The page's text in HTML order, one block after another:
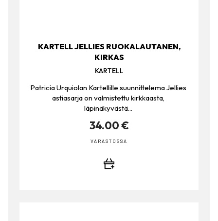
KARTELL JELLIES RUOKALAUTANEN,
KIRKAS
KARTELL
Patricia Urquiolan Kartellille suunnittelema Jellies
astiasarja on valmistettu kirkkaasta,
läpinäkyvästä...
34.00 €
VARASTOSSA